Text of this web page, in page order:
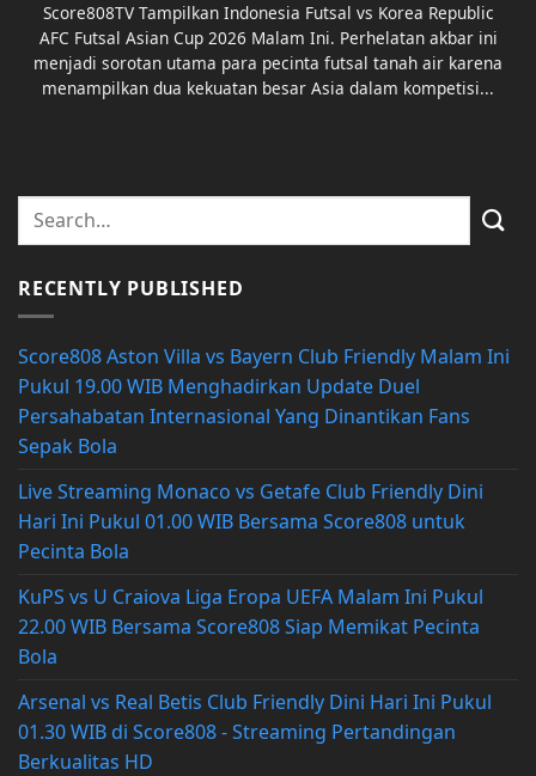
Score808TV Tampilkan Indonesia Futsal vs Korea Republic
AFC Futsal Asian Cup 2026 Malam Ini. Perhelatan akbar ini
menjadi sorotan utama para pecinta futsal tanah air karena
menampilkan dua kekuatan besar Asia dalam kompetisi...
RECENTLY PUBLISHED
Score808 Aston Villa vs Bayern Club Friendly Malam Ini
Pukul 19.00 WIB Menghadirkan Update Duel
Persahabatan Internasional Yang Dinantikan Fans
Sepak Bola
Live Streaming Monaco vs Getafe Club Friendly Dini
Hari Ini Pukul 01.00 WIB Bersama Score808 untuk
Pecinta Bola
KuPS vs U Craiova Liga Eropa UEFA Malam Ini Pukul
22.00 WIB Bersama Score808 Siap Memikat Pecinta
Bola
Arsenal vs Real Betis Club Friendly Dini Hari Ini Pukul
01.30 WIB di Score808 - Streaming Pertandingan
Berkualitas HD